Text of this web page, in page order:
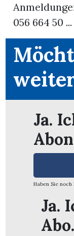
056 664 50 ...
Ja.
Haben Sie noch
Ja.
Abo.